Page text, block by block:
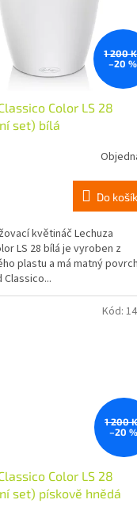
1 200
–20 %
Color LS 28
set) bílá
Do
květináč Lechuza
LS 28 bílá je vyroben z
plastu a má matný
1 200
–20 %
Color LS 28
set) pískově hnědá
Kód: